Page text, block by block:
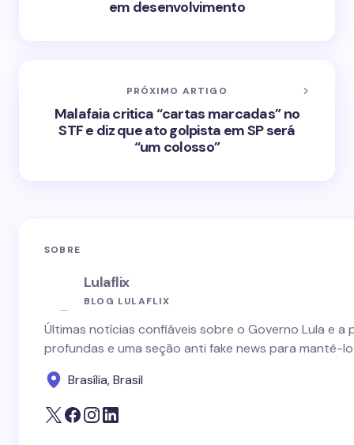
em desenvolvimento
PRÓXIMO ARTIGO
Malafaia critica “cartas marcadas” no
STF e diz que ato golpista em SP será
“um colosso”
SOBRE
Lulaflix
BLOG LULAFLIX
Últimas notícias confiáveis sobre o Governo Lula e
profundas e uma seção anti fake news para mantê-
Brasília, Brasil